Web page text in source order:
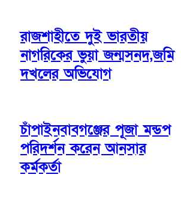
রাজশাহীতে দুই ভারতীয়
নাগরিকের ভুয়া জন্মসনদ,জমি
দখলের অভিযোগ
চাঁপাইনবাবগঞ্জের পূজা মন্ডপ
পরিদর্শন করেন আনসার
কর্মকর্তা